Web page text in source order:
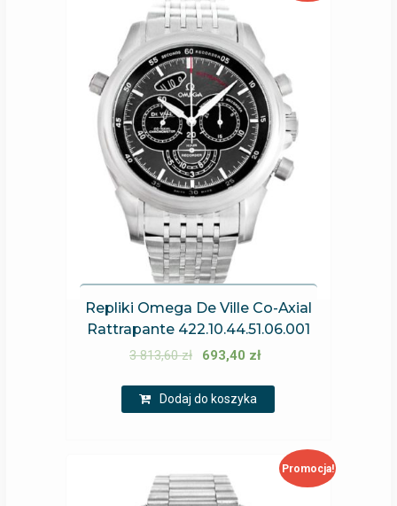
Repliki Omega De Ville Co-Axial
Rattrapante 422.10.44.51.06.001
3 813,60zł 693,40 zł
Dodaj do koszyka
Promocja!